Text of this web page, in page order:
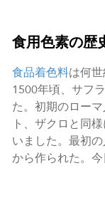
食用色素の歴
食品着色料は何
1500年頃、サフ
た。初期のロー
ト、ザクロと同
いました。最初
から作られた。今